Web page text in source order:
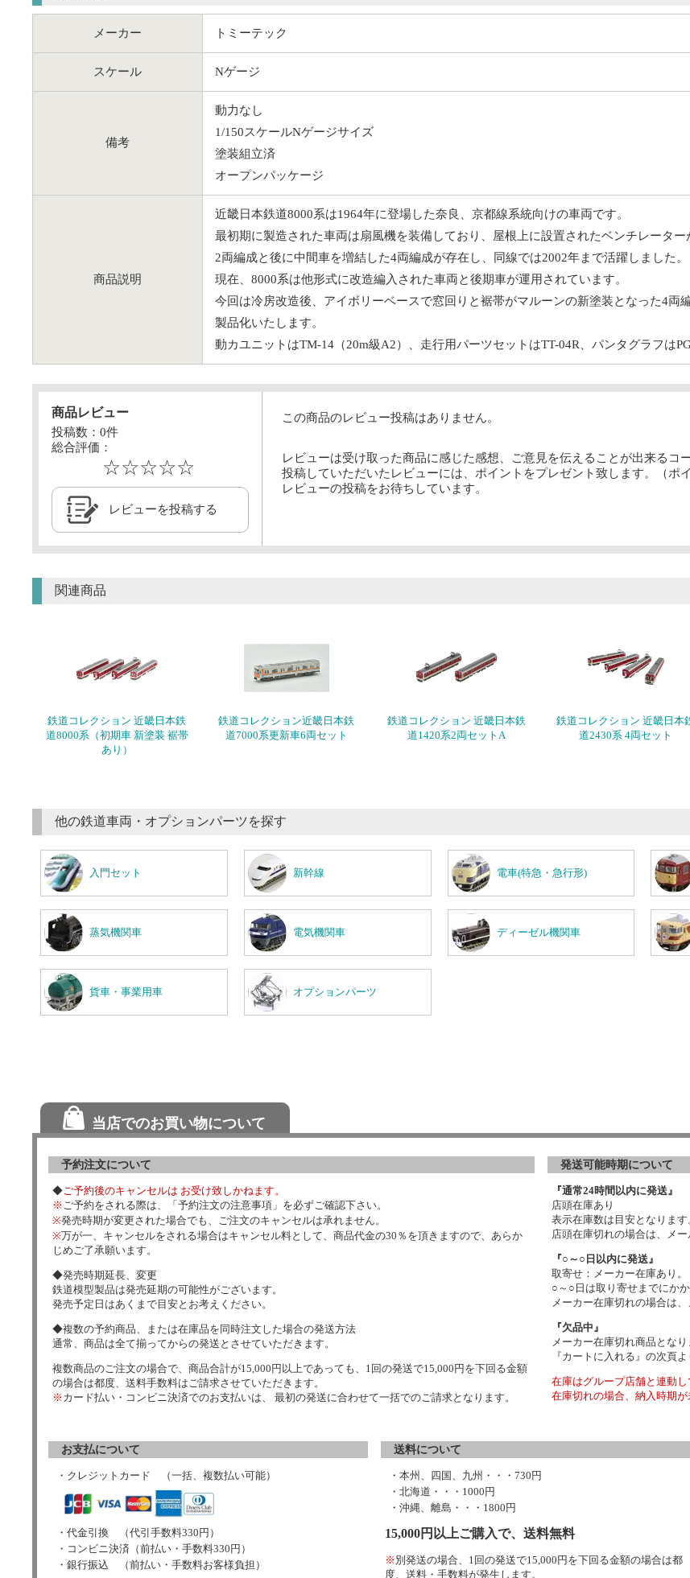
メーカー トミーテック
スケール Nゲージ
備考
動力なし
1/150スケールNゲージサイズ
塗装組立済
オープンパッケージ
商品説明
近畿日本鉄道8000系は1964年に登場した奈良、京都線系統向けの車両です。
最初期に製造された車両は扇風機を装備しており、屋根上に設置されたベンチレーター
2両編成と後に中間車を増結した4両編成が存在し、同線では2002年まで活躍しました。
現在、8000系は他形式に改造編入された車両と後期車が運用されています。
今回は冷房改造後、アイボリーベースで窓回りと裾帯がマルーンの新塗装となった4
製品化いたします。
動カユニットはTM-14（20m級A2）、走行用パーツセットはTT-04R、パンタグラフは
商品レビュー
投稿数： 0件
総合評価：
☆☆☆☆☆
レビューを投稿する
この商品のレビュー投稿はありません。
レビューは受け取った商品に感じた感想、ご意見を伝えることが出来るコ
投稿していただいたレビューには、ポイントをプレゼント致します。（ポ
レビューの投稿をお待ちしています。
関連商品
鉄道コレクション 近畿日本鉄
道8000系（初期車 新塗装 裾帯
あり）
鉄道コレクション近畿日本鉄
道7000系更新車6両セット
鉄道コレクション 近畿日本鉄
道1420系2両セットA
鉄道コレクション 近畿日本
道2430系 4両セット
他の鉄道車両・オプションパーツを探す
入門セット 新幹線 電車(特急・急行形)
蒸気機関車 電気機関車 ディーゼル機関車
貨車・事業用車 オプションパーツ
当店でのお買い物について
予約注文について
◆ご予約後のキャンセルは お受け致しかねます。
※ ご予約をされる際は、「予約注文の注意事項」を必ずご確認下さい。
※発売時期が変更された場合でも、ご注文のキャンセルは承れません。
※万が一、キャンセルをされる場合はキャンセル料として、商品代金の30％を頂きますので、あらか
じめご了承願います。
◆発売時期延長、変更
鉄道模型製品は発売延期の可能性がございます。
発売予定日はあくまで目安とお考えください。
◆複数の予約商品、または在庫品を同時注文した場合の発送方法
通常、商品は全て揃ってからの発送とさせていただきます。
複数商品のご注文の場合で、商品合計が15,000円以上であっても、1回の発送で15,000円を下回る金額
の場合は都度、送料手数料はご請求させていただきます。
※ カード払い・コンビニ決済でのお支払いは、 最初の発送に合わせて一括でのご請求となります。
発送可能時期について
『通常24時間以内に発送』
店頭在庫あり
表示在庫数は目安となります
店頭在庫切れの場合は、メ
『○～○日以内に発送』
取寄せ：メーカー在庫あり。
○～○日は取り寄せまでにかか
メーカー在庫切れの場合は
『欠品中』
メーカー在庫切れ商品とな
『カートに入れる』の次頁
在庫はグループ店舗と連動
在庫切れの場合、納入時期
お支払について
・クレジットカード （一括、複数払い可能）
・代金引換 （代引手数料330円）
・コンビニ決済（前払い・手数料330円）
・銀行振込 （前払い・手数料お客様負担）
送料について
・本州、四国、九州・・・730円
・北海道・・・1000円
・沖縄、離島・・・1800円
15,000円以上ご購入で、送料無料
※ 別発送の場合、1回の発送で15,000円を下回る金額の場合は都
度、送料・手数料が発生します。